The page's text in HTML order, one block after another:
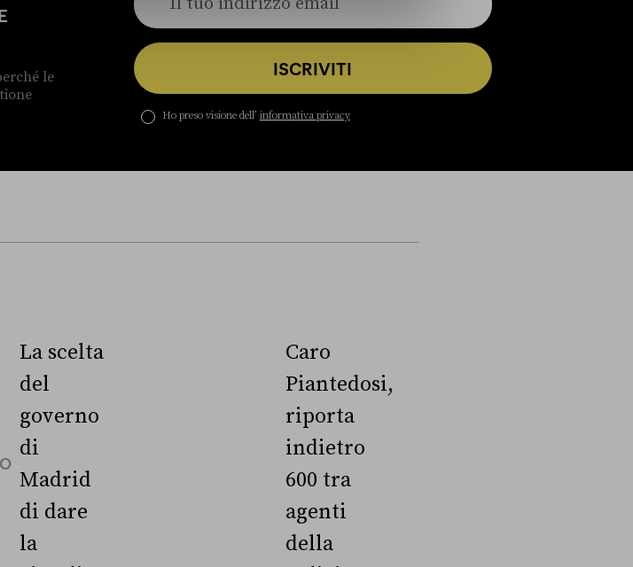
le
ISCRIVITI
Ho preso visione dell’ informativa privacy
La scelta
del
governo
di
Madrid
di dare
la
Caro
Piantedosi,
riporta
indietro
600 tra
agenti
della